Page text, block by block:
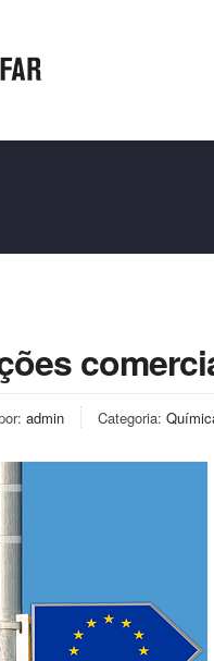
admin Categoria: